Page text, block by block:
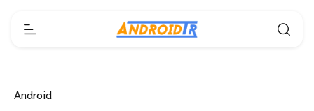
Android